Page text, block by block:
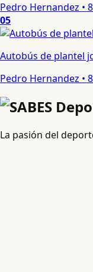
Pedro Hernandez •
05
Autobús de plantel
Pedro Hernandez •
La pasión del